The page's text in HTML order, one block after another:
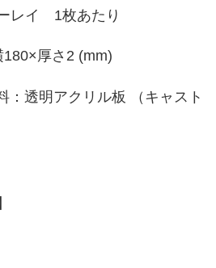
レイ 1枚あたり
180×厚さ2 (mm)
透明アクリル板 （キャスト